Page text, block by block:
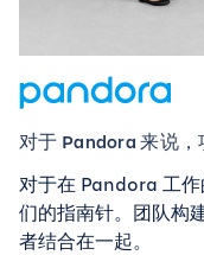
对于 Pandora 来说，
对于在 Pandora 工
们的指南针。团队构
者结合在一起。